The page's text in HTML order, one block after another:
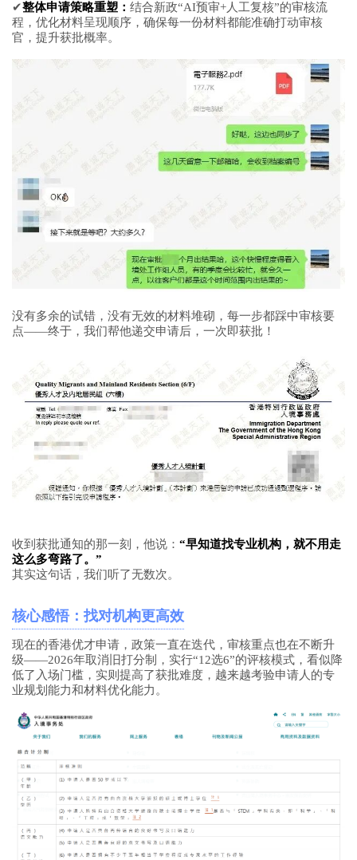
✔整体申请策略重塑： 结合新政“AI预审+人工复核”的审核流
程，优化材料呈现顺序，确保每一份材料都能准确打动审核
官，提升获批概率。
没有多余的试错，没有无效的材料堆砌，每一步都踩中审核要
点——终于，我们帮他递交申请后，一次即获批！
收到获批通知的那一刻，他说： “早知道找专业机构，就不用走
这么多弯路了。”
其实这句话，我们听了无数次。
核心感悟：找对机构更高效
现在的香港优才申请，政策一直在迭代，审核重点也在不断升
级——2026年取消旧打分制，实行“12选6”的评核模式，看似降
低了入场门槛，实则提高了获批难度，越来越考验申请人的专
业规划能力和材料优化能力。